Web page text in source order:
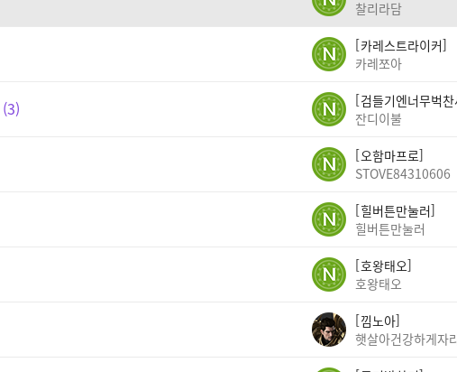
찰리라담
카레스트라이커
카레쪼아
3
검들기엔너무벅
잔디이불
오함마프로
STOVE84310606
힐버튼만눌러
힐버튼만눌러
호왕태오
호왕태오
낌노아
햇살아건강하게자